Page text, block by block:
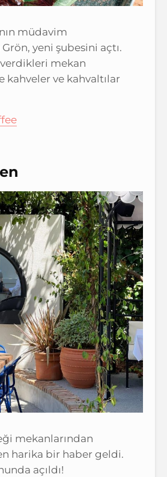
müdavim
yeni şubesini açtı.
verdikleri mekan
kahveler ve kahvaltılar
mekanlarından
harika bir haber geldi.
açıldı!